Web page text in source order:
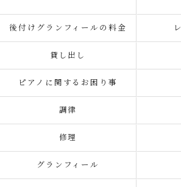
後付けグランフィールの料金
貸し出し
ピアノに関するお困り事
調律
修理
グランフィール